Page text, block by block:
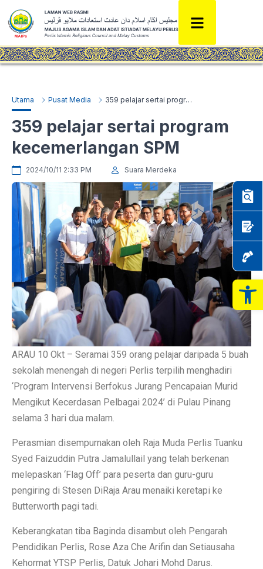
Utama Pusat Media 359 pelajar sertai program kecemerlangan SPM
359 pelajar sertai program
kecemerlangan SPM
2024/10/11 2:33 PM Suara Merdeka
ARAU 10 Okt – Seramai 359 orang pelajar daripada 5 buah
sekolah menengah di negeri Perlis terpilih menghadiri
‘Program Intervensi Berfokus Jurang Pencapaian Murid
Mengikut Kecerdasan Pelbagai 2024’ di Pulau Pinang
selama 3 hari dua malam.
Perasmian disempurnakan oleh Raja Muda Perlis Tuanku
Syed Faizuddin Putra Jamalullail yang telah berkenan
melepaskan ‘Flag Off’ para peserta dan guru-guru
pengiring di Stesen DiRaja Arau menaiki keretapi ke
Butterworth pagi tadi.
Keberangkatan tiba Baginda disambut oleh Pengarah
Pendidikan Perlis, Rose Aza Che Arifin dan Setiausaha
Kehormat YTSP Perlis, Datuk Johari Mohd Darus.